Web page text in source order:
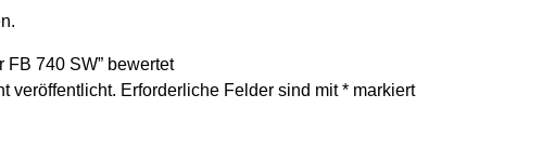
FB 740 SW” bewertet
veröffentlicht. Erforderliche Felder sind mit* markiert